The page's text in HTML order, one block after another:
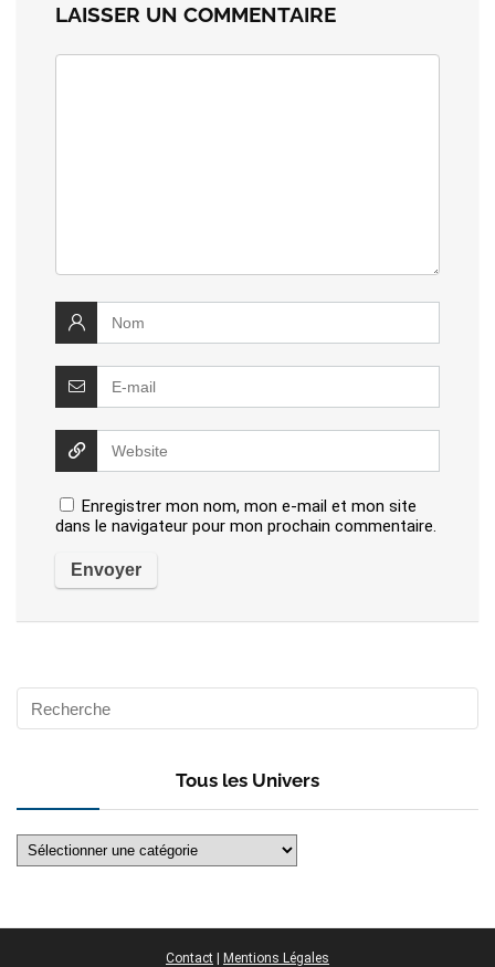
LAISSER UN COMMENTAIRE
Enregistrer mon nom, mon e-mail et mon site
dans le navigateur pour mon prochain commentaire.
Tous les Univers
Tous
les
Contact Mentions Légales